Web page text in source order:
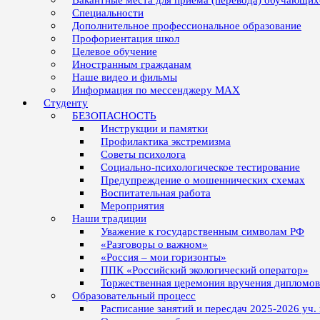
Специальности
Дополнительное профессиональное образование
Профориентация школ
Целевое обучение
Иностранным гражданам
Наше видео и фильмы
Информация по мессенджеру MAX
Студенту
БЕЗОПАСНОСТЬ
Инструкции и памятки
Профилактика экстремизма
Советы психолога
Социально-психологическое тестирование
Предупреждение о мошеннических схемах
Воспитательная работа
Мероприятия
Наши традиции
Уважение к государственным символам РФ
«Разговоры о важном»
«Россия – мои горизонты»
ППК «Российский экологический оператор»
Торжественная церемония вручения
Образовательный процесс
Расписание занятий и пересдач 2025-2026 уч.